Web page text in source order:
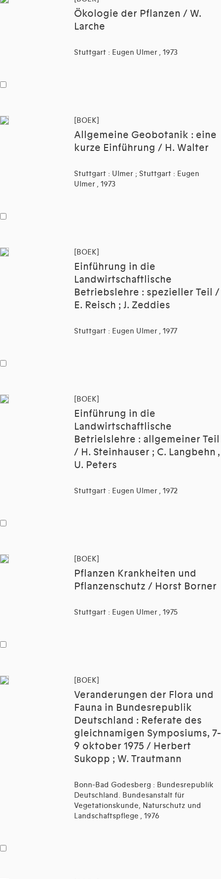
Ökologie der Pflanzen / W.
Larche
Stuttgart : Eugen Ulmer , 1973
[BOEK]
Allgemeine Geobotanik : eine
kurze Einführung / H. Walter
Stuttgart : Ulmer ; Stuttgart : Eugen
Ulmer , 1973
[BOEK]
Einführung in die
Landwirtschaftlische
Betriebslehre : spezieller Teil /
E. Reisch ; J. Zeddies
Stuttgart : Eugen Ulmer , 1977
[BOEK]
Einführung in die
Landwirtschaftlische
Betrielslehre : allgemeiner Teil
/ H. Steinhauser ; C. Langbehn ,
U. Peters
Stuttgart : Eugen Ulmer , 1972
[BOEK]
Pflanzen Krankheiten und
Pflanzenschutz / Horst Borner
Stuttgart : Eugen Ulmer , 1975
[BOEK]
Veranderungen der Flora und
Fauna in Bundesrepublik
Deutschland : Referate des
gleichnamigen Symposiums, 7-
9 oktober 1975 / Herbert
Sukopp ; W. Trautmann
Bonn-Bad Godesberg : Bundesrepublik
Deutschland. Bundesanstalt für
Vegetationskunde, Naturschutz und
Landschaftspflege , 1976